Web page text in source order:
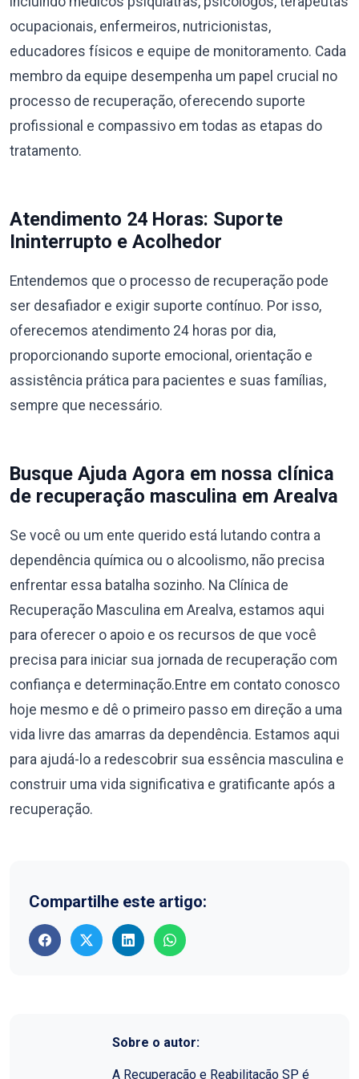
ocupacionais, enfermeiros, nutricionistas,
educadores físicos e equipe de monitoramento. Cada
membro da equipe desempenha um papel crucial no
processo de recuperação, oferecendo suporte
profissional e compassivo em todas as etapas do
tratamento.
Atendimento 24 Horas: Suporte
Ininterrupto e Acolhedor
Entendemos que o processo de recuperação pode
ser desafiador e exigir suporte contínuo. Por isso,
oferecemos atendimento 24 horas por dia,
proporcionando suporte emocional, orientação e
assistência prática para pacientes e suas famílias,
sempre que necessário.
Busque Ajuda Agora em nossa clínica
de recuperação masculina em Arealva
Se você ou um ente querido está lutando contra a
dependência química ou o alcoolismo, não precisa
enfrentar essa batalha sozinho. Na Clínica de
Recuperação Masculina em Arealva, estamos aqui
para oferecer o apoio e os recursos de que você
precisa para iniciar sua jornada de recuperação com
confiança e determinação.Entre em contato conosco
hoje mesmo e dê o primeiro passo em direção a uma
vida livre das amarras da dependência. Estamos aqui
para ajudá-lo a redescobrir sua essência masculina e
construir uma vida significativa e gratificante após a
recuperação.
Compartilhe este artigo:
Sobre o autor:
A Recuperação e Reabilitação SP é